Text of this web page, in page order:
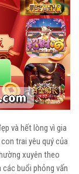
và hết lòng vì gia
trai yêu quý của
xuyên theo
buổi phỏng vấn